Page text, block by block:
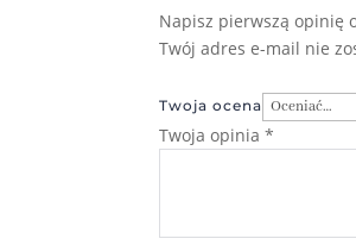
Napisz pierwszą opinię
Twój adres e-mail nie
Twoja ocena
Twoja opinia*